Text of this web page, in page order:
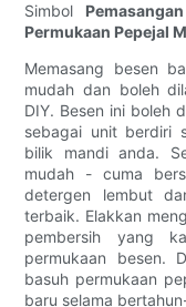
Simbol
Permukaan Pepejal
Memasang besen
mudah dan boleh
DIY. Besen ini boleh
sebagai unit berdiri
bilik mandi anda.
mudah - cuma
detergen lembut
terbaik. Elakkan
pembersih yang
permukaan besen.
basuh permukaan
baru selama